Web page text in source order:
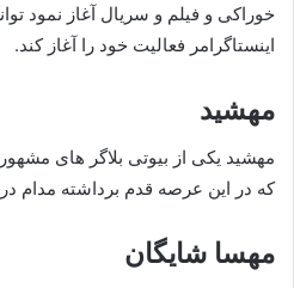
خوراکی و فیلم و سریال آغاز نمود
اینستاگرامر فعالیت خود را آغاز کند.
مهشید
مهشید یکی از بیوتی بلاگر های
که در این عرصه قدم برداشته مدام
مهسا شایگان